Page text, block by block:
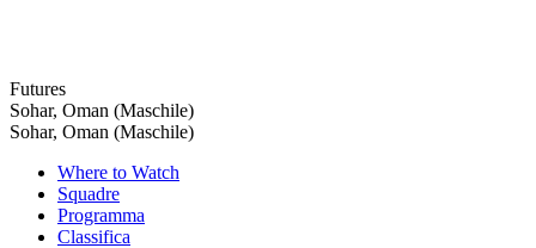
Futures
Sohar, Oman (Maschile)
Sohar, Oman (Maschile)
Where to Watch
Squadre
Programma
Classifica